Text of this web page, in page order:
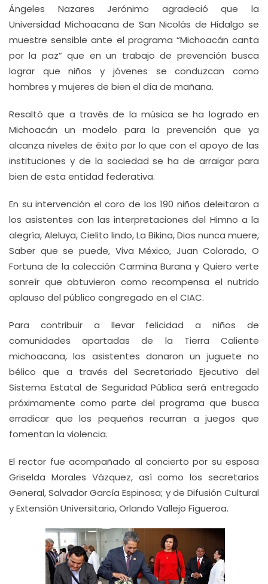
Ángeles Nazares Jerónimo agradeció que la
Universidad Michoacana de San Nicolás de Hidalgo se
muestre sensible ante el programa “Michoacán canta
por la paz” que en un trabajo de prevención busca
lograr que niños y jóvenes se conduzcan como
hombres y mujeres de bien el día de mañana.
Resaltó que a través de la música se ha logrado en
Michoacán un modelo para la prevención que ya
alcanza niveles de éxito por lo que con el apoyo de las
instituciones y de la sociedad se ha de arraigar para
bien de esta entidad federativa.
En su intervención el coro de los 190 niños deleitaron a
los asistentes con las interpretaciones del Himno a la
alegría, Aleluya, Cielito lindo, La Bikina, Dios nunca muere,
Saber que se puede, Viva México, Juan Colorado, O
Fortuna de la colección Carmina Burana y Quiero verte
sonreír que obtuvieron como recompensa el nutrido
aplauso del público congregado en el CIAC.
Para contribuir a llevar felicidad a niños de
comunidades apartadas de la Tierra Caliente
michoacana, los asistentes donaron un juguete no
bélico que a través del Secretariado Ejecutivo del
Sistema Estatal de Seguridad Pública será entregado
próximamente como parte del programa que busca
erradicar que los pequeños recurran a juegos que
fomentan la violencia.
El rector fue acompañado al concierto por su esposa
Griselda Morales Vázquez, así como los secretarios
General, Salvador García Espinosa; y de Difusión Cultural
y Extensión Universitaria, Orlando Vallejo Figueroa.